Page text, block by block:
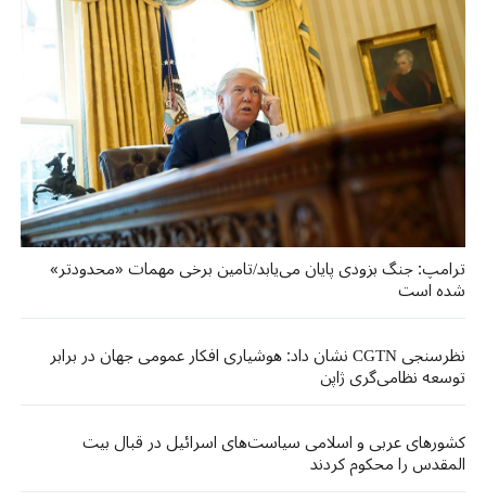
ترامپ: جنگ بزودی پایان می‌یابد/تامین برخی مهمات «محدودتر»
شده است
نظرسنجی CGTN نشان داد: هوشیاری افکار عمومی جهان در برابر
توسعه نظامی‌گری ژاپن
کشورهای عربی و اسلامی سیاست‌های اسرائیل در قبال بیت
المقدس را محکوم کردند